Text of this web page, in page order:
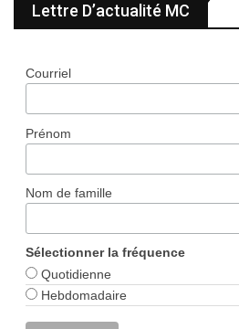
Lettre D’actualité MC
Courriel
Prénom
Nom de famille
Sélectionner la fréquence
Quotidienne
Hebdomadaire